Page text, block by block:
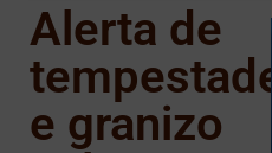
Alerta de
tempestade
e granizo